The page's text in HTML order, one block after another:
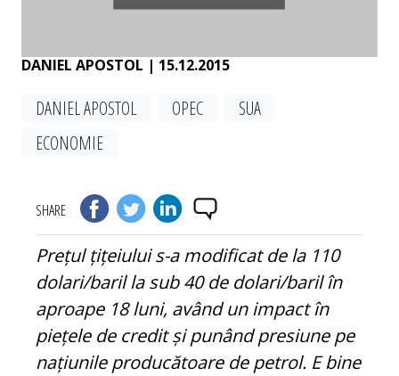
DANIEL APOSTOL | 15.12.2015
DANIEL APOSTOL OPEC
SUA
ECONOMIE
SHARE
Prețul țițeiului s-a modificat de la 110
dolari/baril la sub 40 de dolari/baril în
aproape 18 luni, având un impact în
piețele de credit și punând presiune pe
națiunile producătoare de petrol. E bine